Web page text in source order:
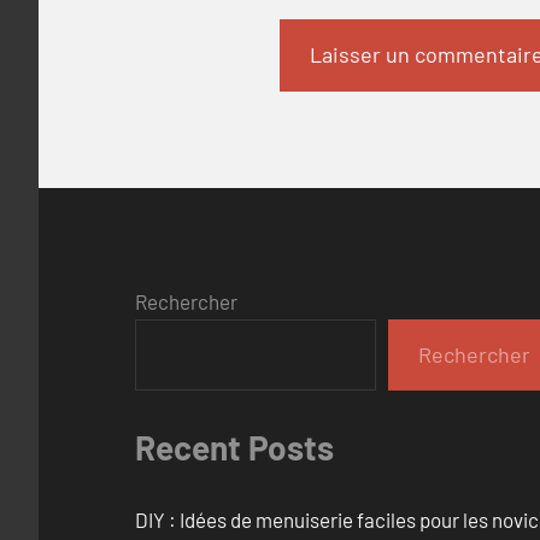
Rechercher
Rechercher
Recent Posts
DIY : Idées de menuiserie faciles pour les